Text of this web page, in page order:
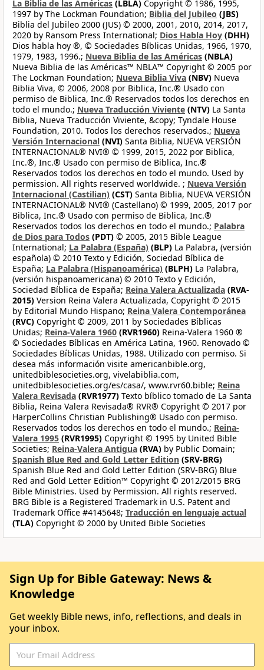
La Biblia de las Américas (LBLA) Copyright © 1986, 1995,
1997 by The Lockman Foundation; Biblia del Jubileo (JBS)
Biblia del Jubileo 2000 (JUS) © 2000, 2001, 2010, 2014, 2017,
2020 by Ransom Press International; Dios Habla Hoy (DHH)
Dios habla hoy ®, © Sociedades Bíblicas Unidas, 1966, 1970,
1979, 1983, 1996.; Nueva Biblia de las Américas (NBLA)
Nueva Biblia de las Américas™ NBLA™ Copyright © 2005 por
The Lockman Foundation; Nueva Biblia Viva (NBV) Nueva
Biblia Viva, © 2006, 2008 por Biblica, Inc.® Usado con
permiso de Biblica, Inc.® Reservados todos los derechos en
todo el mundo.; Nueva Traducción Viviente (NTV) La Santa
Biblia, Nueva Traducción Viviente, &copy; Tyndale House
Foundation, 2010. Todos los derechos reservados.; Nueva
Versión Internacional (NVI) Santa Biblia, NUEVA VERSIÓN
INTERNACIONAL® NVI® © 1999, 2015, 2022 por Biblica,
Inc.®, Inc.® Usado con permiso de Biblica, Inc.®
Reservados todos los derechos en todo el mundo. Used by
permission. All rights reserved worldwide. ; Nueva Versión
Internacional (Castilian) (CST) Santa Biblia, NUEVA VERSIÓN
INTERNACIONAL® NVI® (Castellano) © 1999, 2005, 2017 por
Biblica, Inc.® Usado con permiso de Biblica, Inc.®
Reservados todos los derechos en todo el mundo.; Palabra
de Dios para Todos (PDT) © 2005, 2015 Bible League
International; La Palabra (España) (BLP) La Palabra, (versión
española) © 2010 Texto y Edición, Sociedad Bíblica de
España; La Palabra (Hispanoamérica) (BLPH) La Palabra,
(versión hispanoamericana) © 2010 Texto y Edición,
Sociedad Bíblica de España; Reina Valera Actualizada (RVA-
2015) Version Reina Valera Actualizada, Copyright © 2015
by Editorial Mundo Hispano; Reina Valera Contemporánea
(RVC) Copyright © 2009, 2011 by Sociedades Bíblicas
Unidas; Reina-Valera 1960 (RVR1960) Reina-Valera 1960 ®
© Sociedades Bíblicas en América Latina, 1960. Renovado ©
Sociedades Bíblicas Unidas, 1988. Utilizado con permiso. Si
desea más información visite americanbible.org,
unitedbiblesocieties.org, vivelabiblia.com,
unitedbiblesocieties.org/es/casa/, www.rvr60.bible; Reina
Valera Revisada (RVR1977) Texto bíblico tomado de La Santa
Biblia, Reina Valera Revisada® RVR® Copyright © 2017 por
HarperCollins Christian Publishing® Usado con permiso.
Reservados todos los derechos en todo el mundo.; Reina-
Valera 1995 (RVR1995) Copyright © 1995 by United Bible
Societies; Reina-Valera Antigua (RVA) by Public Domain;
Spanish Blue Red and Gold Letter Edition (SRV-BRG)
Spanish Blue Red and Gold Letter Edition (SRV-BRG) Blue
Red and Gold Letter Edition™ Copyright © 2012/2015 BRG
Bible Ministries. Used by Permission. All rights reserved.
BRG Bible is a Registered Trademark in U.S. Patent and
Trademark Office #4145648; Traducción en lenguaje actual
(TLA) Copyright © 2000 by United Bible Societies
Sign Up for Bible Gateway: News &
Knowledge
Get weekly Bible news, info, reflections, and deals in
your inbox.